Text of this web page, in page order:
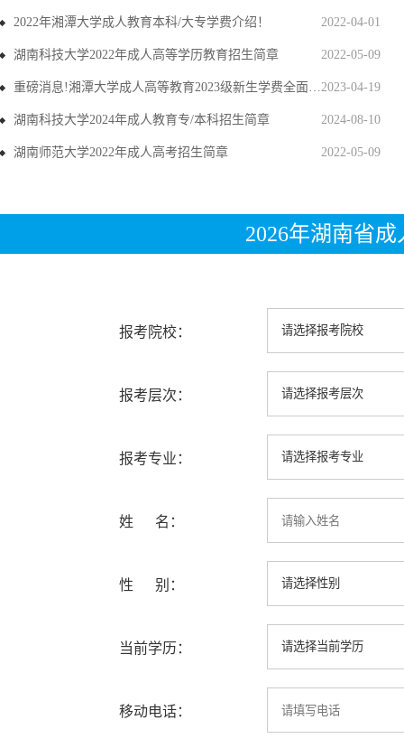
2022-04-01
2022年湘潭大学成人教育本科/大专学费介绍！
2022-05-09
湖南科技大学2022年成人高等学历教育招生简章
2023-04-19
重磅消息!湘潭大学成人高等教育2023级新生学费全面上调
2024-08-10
湖南科技大学2024年成人教育专/本科招生简章
2022-05-09
湖南师范大学2022年成人高考招生简章
2026年湖南省
报考院校：
报考层次：
报考专业：
姓 名：
性 别：
当前学历：
移动电话：